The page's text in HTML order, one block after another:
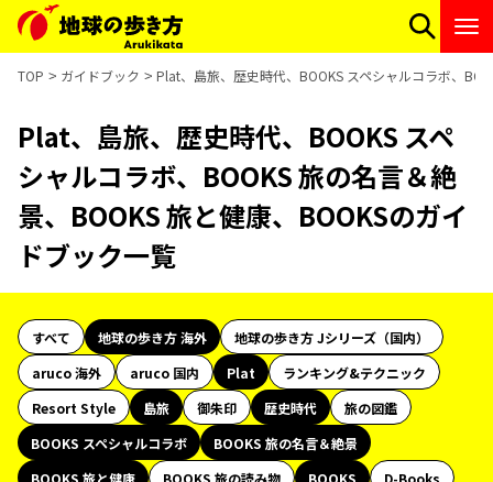
TOP ガイドブック Plat、島旅、歴史時代、BOOKS スペシャルコラボ、
Plat、島旅、歴史時代、BOOKS スペ
シャルコラボ、BOOKS 旅の名言＆絶
景、BOOKS 旅と健康、BOOKSのガイ
ドブック一覧
すべて 地球の歩き方 海外
地球の歩き方 Jシリーズ（国内）
aruco 海外
aruco 国内 Plat
ランキング&テクニック
Resort Style
島旅 御朱印 歴史時代
旅の図鑑
BOOKS スペシャルコラボ
BOOKS 旅の名言＆絶景
BOOKS 旅と健康
BOOKS 旅の読み物 BOOKS
D-Books